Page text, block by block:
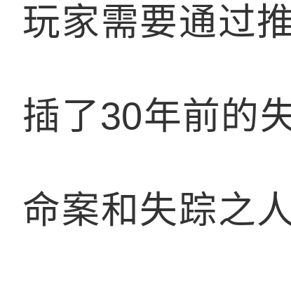
玩家需要通过
插了30年前的
命案和失踪之